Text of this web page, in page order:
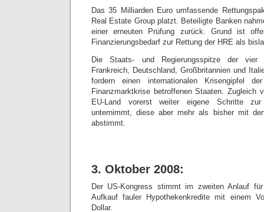
Das 35 Milliarden Euro umfassende
Real Estate Group platzt. Beteiligte Banken
einer erneuten Prüfung zurück. Grund ist
Finanzierungsbedarf zur Rettung der HRE als
Die Staats- und Regierungsspitze der vier
Frankreich, Deutschland, Großbritannien und
fordern einen internationalen Krisengipfel
Finanzmarktkrise betroffenen Staaten. Zugleich
EU-Land vorerst weiter eigene Schritte
unternimmt, diese aber mehr als bisher mit
abstimmt.
3. Oktober 2008:
Der US-Kongress stimmt im zweiten Anlauf
Aufkauf fauler Hypothekenkredite mit einem
Dollar.